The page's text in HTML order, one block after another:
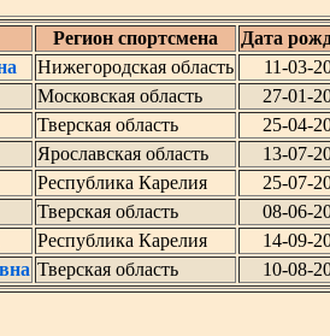
Регион спортсмена Дата
Нижегородская область 11-03-
Московская область 27-01-
Тверская область 25-04-
Ярославская область 13-07-
Республика Карелия 25-07-
Тверская область 08-06-
Республика Карелия 14-09-
Тверская область 10-08-